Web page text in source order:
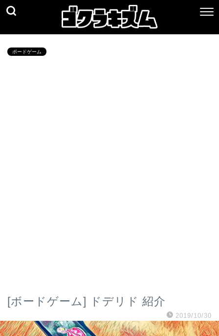
ボードゲーム
[ボードゲーム] ドデリド 紹介
2019/10/30